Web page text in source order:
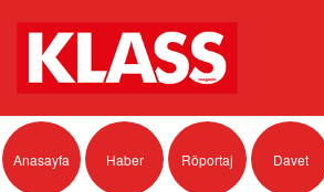
Anasayfa Haber Röportaj Davet